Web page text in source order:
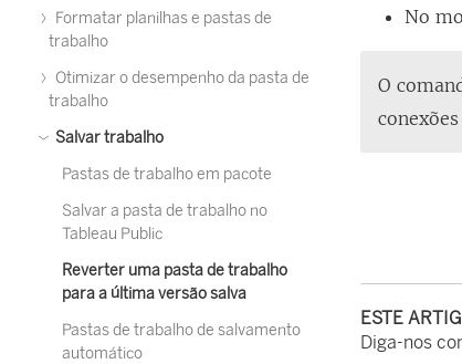
Formatar planilhas e pastas de
trabalho
Otimizar o desempenho da pasta de
trabalho
Salvar trabalho
Pastas de trabalho em pacote
Salvar a pasta de trabalho no
Tableau Public
Reverter uma pasta de trabalho
para a última versão salva
Pastas de trabalho de salvamento
automático
No
O
ESTE
Diga-nos